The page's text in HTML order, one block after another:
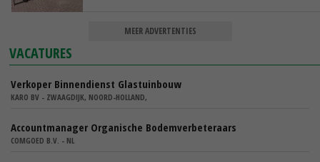
MEER ADVERTENTIES
VACATURES
Verkoper Binnendienst Glastuinbouw
KARO BV - ZWAAGDIJK, NOORD-HOLLAND,
Accountmanager Organische Bodemverbeteraars
COMGOED B.V. - NL